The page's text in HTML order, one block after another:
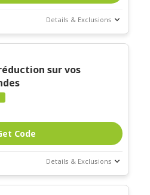
Details & Exclusions
sur vos
Code
Details & Exclusions